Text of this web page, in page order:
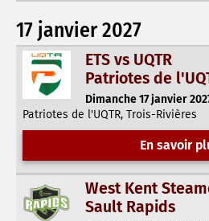
17 janvier 2027
ETS vs UQTR
Patriotes de
Dimanche 17 janvier
Patriotes de l'UQTR, Trois-Rivières
En savoir
West Kent
Sault Rapids